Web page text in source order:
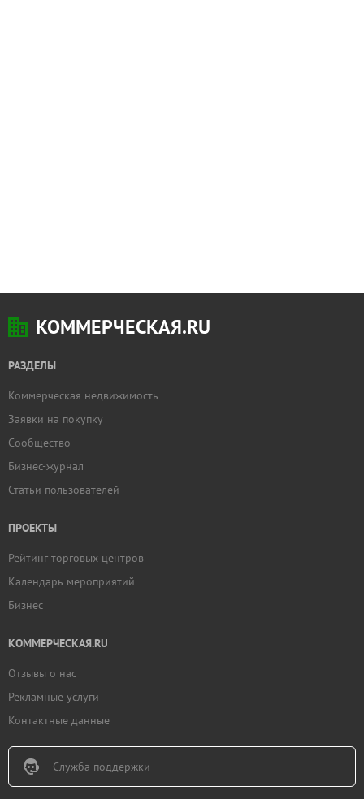
КОММЕРЧЕСКАЯ.RU
РАЗДЕЛЫ
Коммерческая недвижимость
Заявки на покупку
Сообщество
Бизнес-журнал
Статьи пользователей
ПРОЕКТЫ
Рейтинг торговых центров
Календарь мероприятий
Бизнес
КОММЕРЧЕСКАЯ.RU
Отзывы о нас
Рекламные услуги
Контактные данные
Служба поддержки